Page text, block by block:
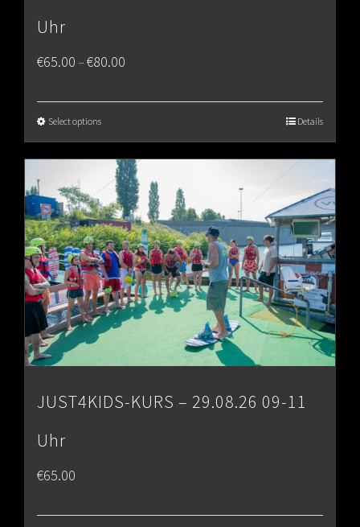
Uhr
€65.00–€80.00
€80.00
Select options Details
JUST4KIDS-KURS – 29.08.26 09-11
Uhr
€65.00